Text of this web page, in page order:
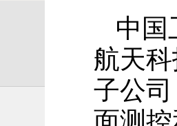
中国
航天
子公